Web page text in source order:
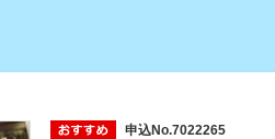
申込No.7022265